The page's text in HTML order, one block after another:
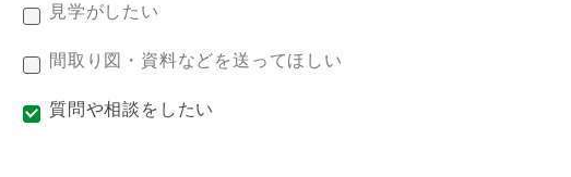
見学がしたい
間取り図・資料などを送ってほしい
質問や相談をしたい